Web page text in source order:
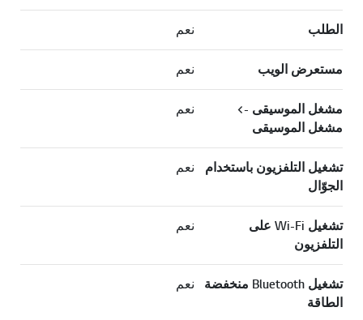
الطلب نعم
مستعرض الويب نعم
مشغل الموسيقى ->
مشغل الموسيقى
نعم
تشغيل التلفزيون باستخدام
الجوّال
نعم
تشغيل Wi-Fi على
التلفزيون
نعم
تشغيل Bluetooth منخفضة
الطاقة
نعم